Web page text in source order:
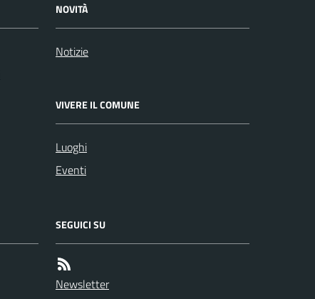
NOVITÀ
Notizie
VIVERE IL COMUNE
Luoghi
Eventi
SEGUICI SU
Newsletter